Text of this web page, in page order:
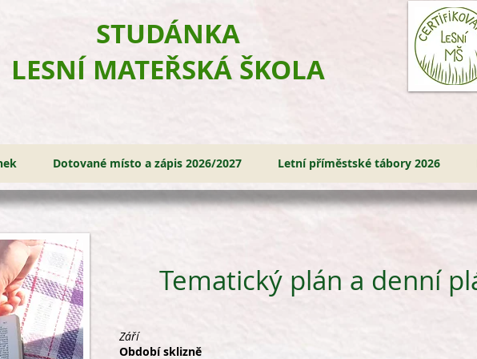
​STUDÁNKA
LESNÍ MATEŘSKÁ ŠKOLA
Dotované místo a zápis 2026/2027 Letní příměstské tábory 2026
Tematický plán a denní
Září
Období sklizně